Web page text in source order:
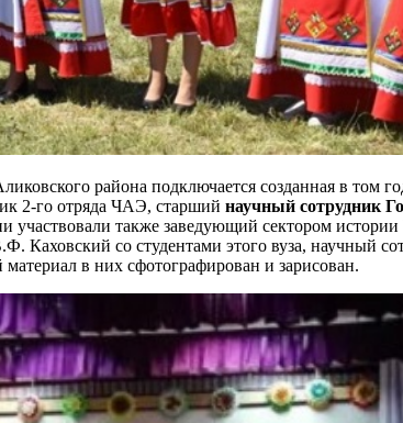
района подключается созданная в том
2-го отряда ЧАЭ, старшийнаучный сотрудник
участвовали также заведующий сектором
Каховский со студентами этого вуза, научный
в них сфотографирован и зарисован.